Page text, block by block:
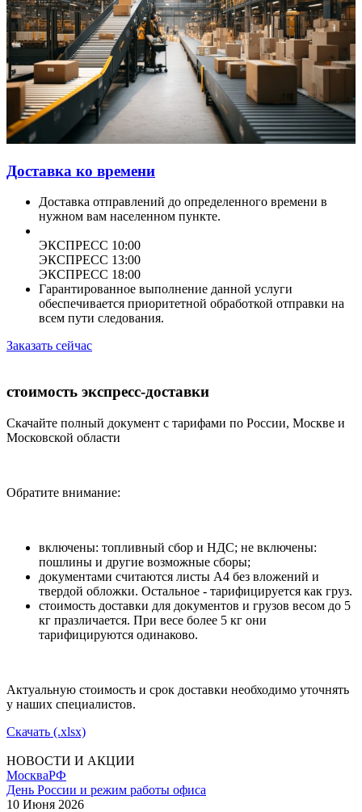
Доставка ко времени
Доставка отправлений до определенного времени в
нужном вам населенном пункте.
ЭКСПРЕСС 10:00
ЭКСПРЕСС 13:00
ЭКСПРЕСС 18:00
Гарантированное выполнение данной услуги
обеспечивается приоритетной обработкой отправки на
всем пути следования.
Заказать сейчас
стоимость экспресс-доставки
Скачайте полный документ с тарифами по России, Москве и
Московской области
Обратите внимание:
включены: топливный сбор и НДС; не включены:
пошлины и другие возможные сборы;
документами считаются листы А4 без вложений и
твердой обложки. Остальное - тарифицируется как груз.
стоимость доставки для документов и грузов весом до 5
кг празличается. При весе более 5 кг они
тарифицируются одинаково.
Актуальную стоимость и срок доставки необходимо уточнять
у наших специалистов.
Скачать (.xlsx)
НОВОСТИ И АКЦИИ
МоскваРФ
День России и режим работы офиса
10 Июня 2026